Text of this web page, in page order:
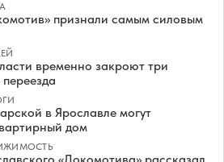
признали самым силовым
временно закроют три
в Ярославле могут
дом